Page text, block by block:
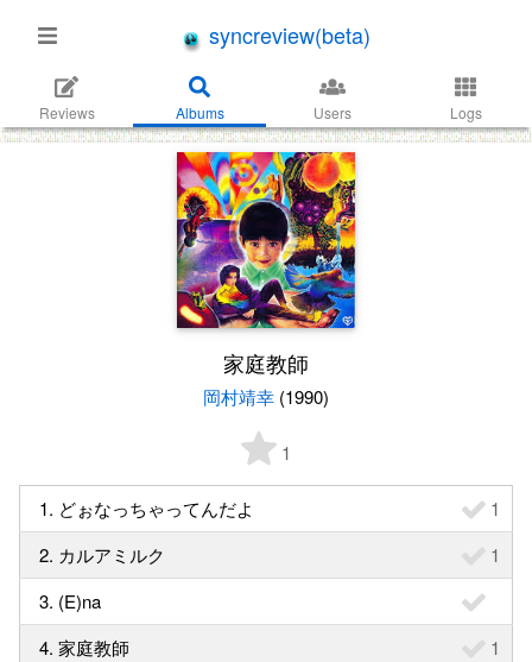
syncreview(beta)
Reviews Albums Users Logs
家庭教師
岡村靖幸 (1990)
1
1. どぉなっちゃってんだよ
1
2. カルアミルク
1
3. (E)na
4. 家庭教師
1